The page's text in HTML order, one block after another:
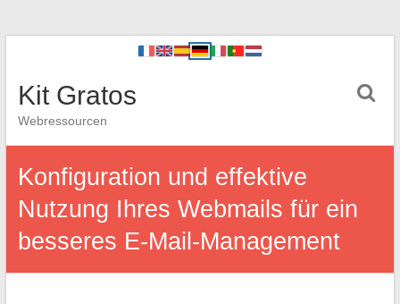
Kit Gratos
Webressourcen
Konfiguration und effektive
Nutzung Ihres Webmails für ein
besseres E-Mail-Management